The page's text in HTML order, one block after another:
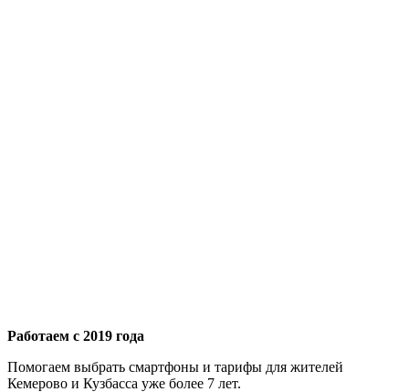
Работаем с 2019 года
Помогаем выбрать смартфоны и тарифы для жителей
Кемерово и Кузбасса уже более 7 лет.